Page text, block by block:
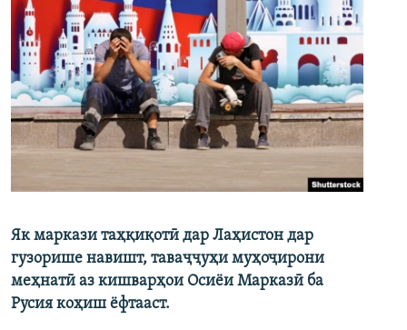
Як маркази таҳқиқотӣ дар Лаҳистон дар
гузорише навишт, таваҷҷуҳи муҳоҷирони
меҳнатӣ аз кишварҳои Осиёи Марказӣ ба
Русия коҳиш ёфтааст.